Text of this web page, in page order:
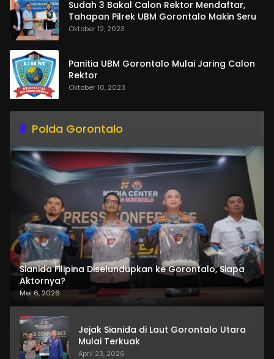
Sudah 3 Bakal Calon Rektor Mendaftar,
Tahapan Pilrek UBM Gorontalo Makin Seru
Oktober 12, 2023
Panitia UBM Gorontalo Mulai Jaring Calon
Rektor
Oktober 10, 2023
Polda Gorontalo
Sianida Filipina Diselundupkan ke Gorontalo, Siapa
Aktornya?
Mei 6, 2026
Jejak Sianida di Laut Gorontalo Utara
Mulai Terkuak
April 23, 2026